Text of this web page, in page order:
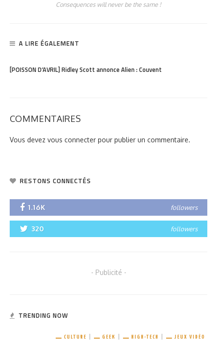
Consequences will never be the same !
A LIRE ÉGALEMENT
[POISSON D’AVRIL] Ridley Scott annonce Alien : Couvent
COMMENTAIRES
Vous devez vous connecter pour publier un commentaire.
RESTONS CONNECTÉS
1.16K followers
320 followers
- Publicité -
TRENDING NOW
CULTURE GEEK HIGH-TECH JEUX VIDÉO